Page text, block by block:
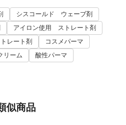
シスコールド ウェーブ剤
アイロン使用 ストレート剤
レート剤
コスメパーマ
リーム
酸性パーマ
似商品